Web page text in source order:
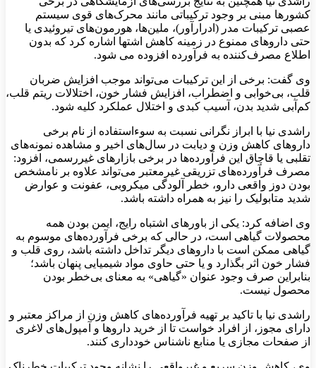
کشورها مبنی بر وجود ترکیباتی مانند محرک‌های قوی سیستم
عصبی ترکیبات مدر (ادرارآور)، ملین‌ها، هورمون‌های تیروئیدی یا
حتی داروهای ممنوع در زمینه کاهش اشتها اشاره کرد که بدون
اطلاع مصرف‌کننده به فرآورده افزوده می شود.
وی گفت: برخی از این ترکیبات می‌تواند موجب افزایش ضربان
قلب، بی‌خوابی و اضطراب، افزایش فشار خون، اختلالات ریتم قلب،
کم‌آبی شدید بدن، آسیب کبدی و اختلال عملکرد کلیه شود.
راشدی نیا با ابراز نگرانی نسبت به سوءاستفاده از نام برخی
داروهای کاهش وزن و دیابت در سال‌های اخیر و مشاهده نمونه‌های
تقلبی یا قاچاق این فرآورده‌ها در برخی بازارهای غیررسمی، افزود:
مصرف فرآورده‌های تزریقی غیرمعتبر می‌تواند علاوه بر نامشخص
بودن دوز واقعی دارو، خطر آلودگی میکروبی، عفونت و عوارض
شدید متابولیک را نیز به همراه داشته باشد.
وی اضافه کرد: یکی از باورهای اشتباه رایج، ایمن بودن همه
محصولات گیاهی است، در حالی که برخی فرآورده‌های موسوم به
گیاهی ممکن است با داروهای دیگر تداخل داشته باشد، روی قلب و
فشار خون اثر بگذارد و یا حتی حاوی مواد شیمیایی پنهان باشد؛
بنابراین صرف وجود عنوان «گیاهی» به معنای بی‌خطر بودن
محصول نیست.
راشدی نیا با تاکید بر تهیه فرآورده‌های کاهش وزن از مراکز معتبر و
دارای مجوز، از افراد خواست تا از خرید داروها و آمپول‌های لاغری
از صفحات مجازی یا منابع ناشناس خودداری کنند.